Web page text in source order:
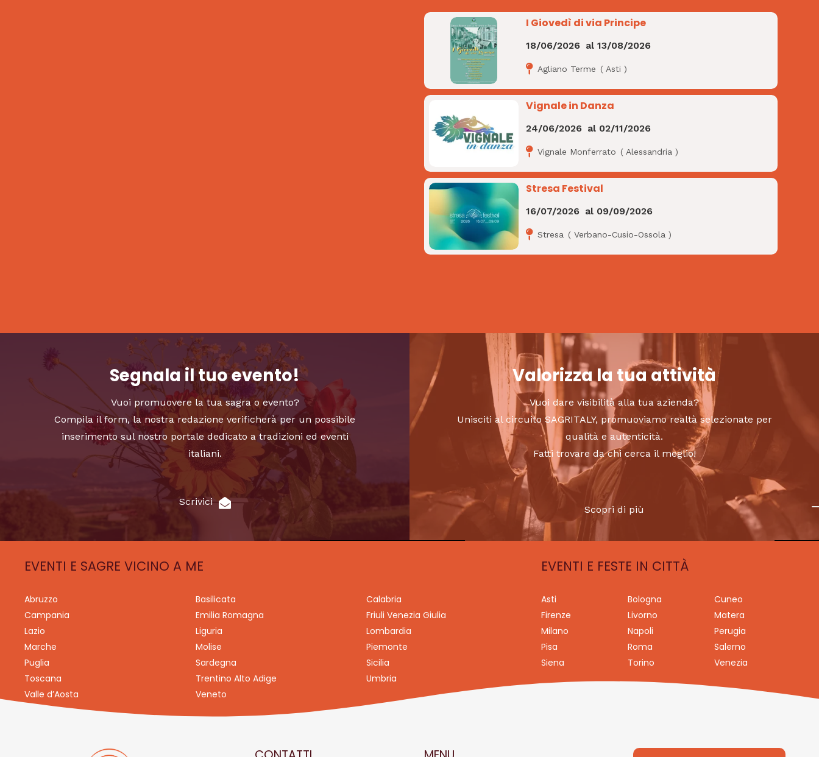
I Giovedì di via Principe
18/06/2026 al13/08/2026
Agliano Terme (Asti )
Vignale in Danza
24/06/2026 al 02/11/2026
Vignale Monferrato (Alessandria )
Stresa Festival
16/07/2026 al 09/09/2026
Stresa (Verbano-Cusio-Ossola )
Segnala il tuo evento!
Vuoi promuovere la tua sagra o evento?
Compila il form, la nostra redazione verificherà per un possibile
inserimento sul nostro portale dedicato a tradizioni ed eventi
italiani.
Scrivici
Valorizza la tua attività
Vuoi dare visibilità alla tua azienda?
Unisciti al circuito SAGRITALY, promuoviamo realtà selezionate per
qualità e autenticità.
Fatti trovare da chi cerca il meglio!
Scopri di più
EVENTI E SAGRE VICINO A ME
Abruzzo Basilicata
Calabria
Campania
Emilia Romagna
Friuli Venezia Giulia
Lazio
Liguria
Lombardia
Marche
Molise
Piemonte
Puglia
Sardegna
Sicilia
Toscana
Trentino Alto Adige
Umbria
Valle d’Aosta
Veneto
EVENTI E FESTE IN CITTÀ
Asti Bologna
Cuneo
Firenze
Livorno
Matera
Milano
Napoli
Perugia
Pisa
Roma
Salerno
Siena
Torino Venezia